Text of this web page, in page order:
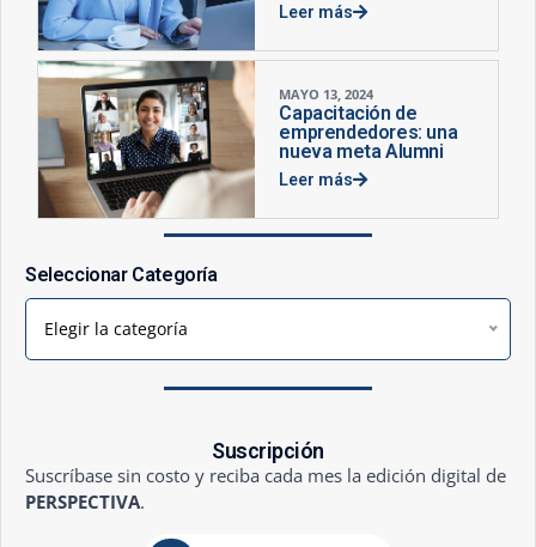
Leer más
MAYO 13, 2024
Capacitación de
emprendedores: una
nueva meta Alumni
Leer más
Seleccionar Categoría
Elegir la categoría
Suscripción
Suscríbase sin costo y reciba cada mes la edición digital de
PERSPECTIVA.